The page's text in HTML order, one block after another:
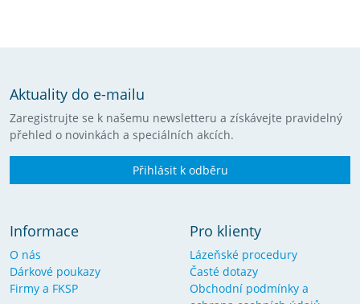
Aktuality do e-mailu
Zaregistrujte se k našemu newsletteru a získávejte pravidelný
přehled o novinkách a speciálních akcích.
Přihlásit k odběru
Informace
O nás
Dárkové poukazy
Firmy a FKSP
Pro klienty
Lázeňské procedury
Časté dotazy
Obchodní podmínky a